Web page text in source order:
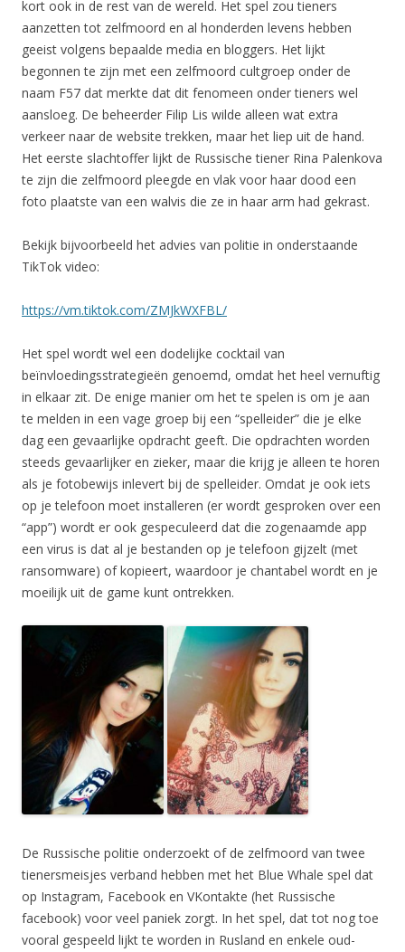
kort ook in de rest van de wereld. Het spel zou tieners
aanzetten tot zelfmoord en al honderden levens hebben
geeist volgens bepaalde media en bloggers. Het lijkt
begonnen te zijn met een zelfmoord cultgroep onder de
naam F57 dat merkte dat dit fenomeen onder tieners wel
aansloeg. De beheerder Filip Lis wilde alleen wat extra
verkeer naar de website trekken, maar het liep uit de hand.
Het eerste slachtoffer lijkt de Russische tiener Rina Palenkova
te zijn die zelfmoord pleegde en vlak voor haar dood een
foto plaatste van een walvis die ze in haar arm had gekrast.
Bekijk bijvoorbeeld het advies van politie in onderstaande
TikTok video:
https://vm.tiktok.com/ZMJkWXFBL/
Het spel wordt wel een dodelijke cocktail van
beïnvloedingsstrategieën genoemd, omdat het heel vernuftig
in elkaar zit. De enige manier om het te spelen is om je aan
te melden in een vage groep bij een “spelleider” die je elke
dag een gevaarlijke opdracht geeft. Die opdrachten worden
steeds gevaarlijker en zieker, maar die krijg je alleen te horen
als je fotobewijs inlevert bij de spelleider. Omdat je ook iets
op je telefoon moet installeren (er wordt gesproken over een
“app”) wordt er ook gespeculeerd dat die zogenaamde app
een virus is dat al je bestanden op je telefoon gijzelt (met
ransomware) of kopieert, waardoor je chantabel wordt en je
moeilijk uit de game kunt ontrekken.
De Russische politie onderzoekt of de zelfmoord van twee
tienersmeisjes verband hebben met het Blue Whale spel dat
op Instagram, Facebook en VKontakte (het Russische
facebook) voor veel paniek zorgt. In het spel, dat tot nog toe
vooral gespeeld lijkt te worden in Rusland en enkele oud-